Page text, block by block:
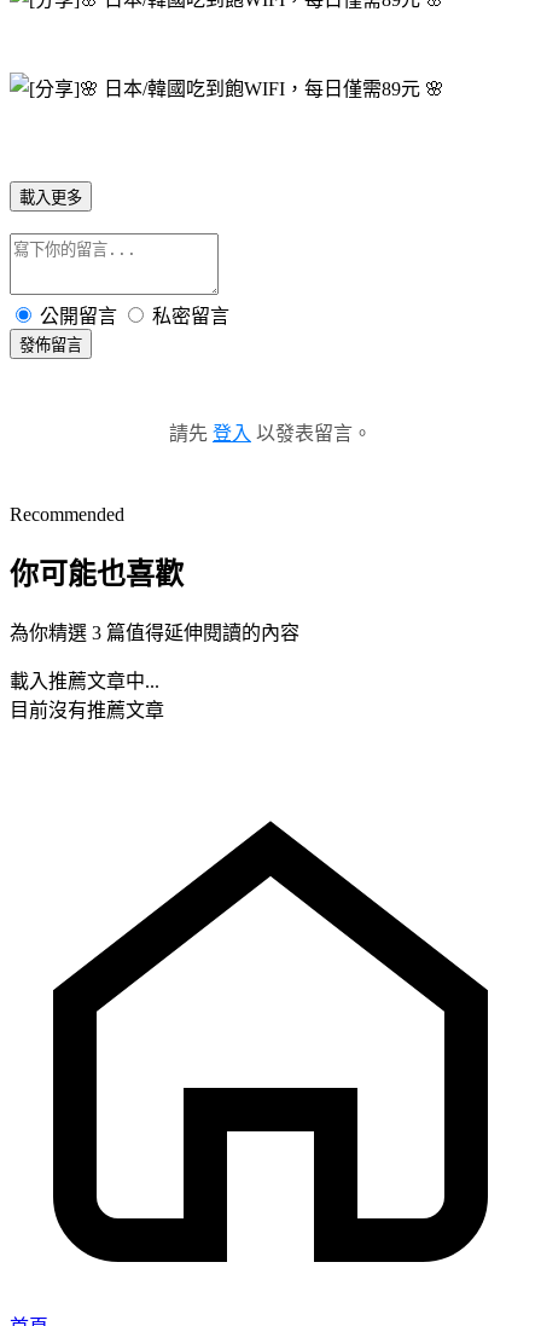
載入更多
公開留言 私密留言
發佈留言
請先 登入 以發表留言。
Recommended
你可能也喜歡
為你精選 3 篇值得延伸閱讀的內容
載入推薦文章中...
目前沒有推薦文章